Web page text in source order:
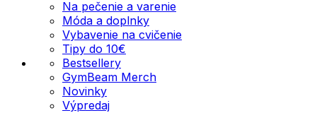
Na pečenie a varenie
Móda a doplnky
Vybavenie na cvičenie
Tipy do 10€
Bestsellery
GymBeam Merch
Novinky
Výpredaj